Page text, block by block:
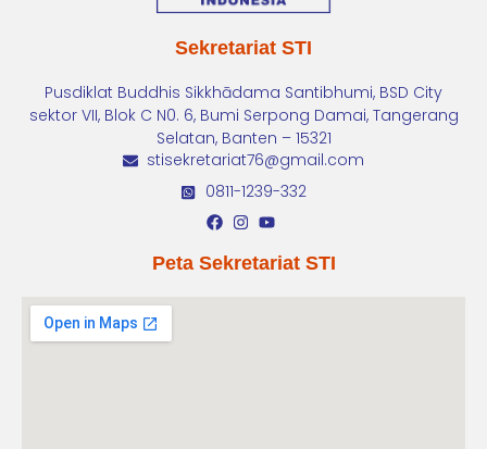
Sekretariat STI
Pusdiklat Buddhis Sikkhādama Santibhumi, BSD City
sektor VII, Blok C N0. 6, Bumi Serpong Damai, Tangerang
Selatan, Banten – 15321
stisekretariat76@gmail.com
0811-1239-332
Peta Sekretariat STI